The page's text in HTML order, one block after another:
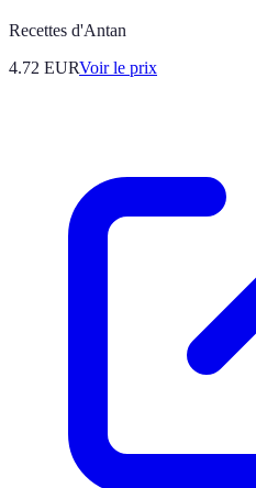
Recettes d'Antan
4.72 EURVoir le prix